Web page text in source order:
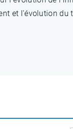
et l'évolution